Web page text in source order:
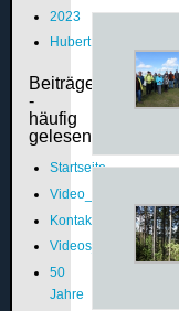
2023
Hubert
Beiträge
-
häufig
gelesen
Startseite
Video_Platz
Kontakt
Videos_50
50
Jahre